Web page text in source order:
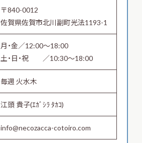
〒840-0012
佐賀県佐賀市北川副町光法1193-1
月・金／12:00～18:00
土・日・祝 ／10:30～18:00
毎週 火水木
江頭 貴子(ｴｶﾞｼﾗ ﾀｶｺ)
info@necozacca-cotoiro.com